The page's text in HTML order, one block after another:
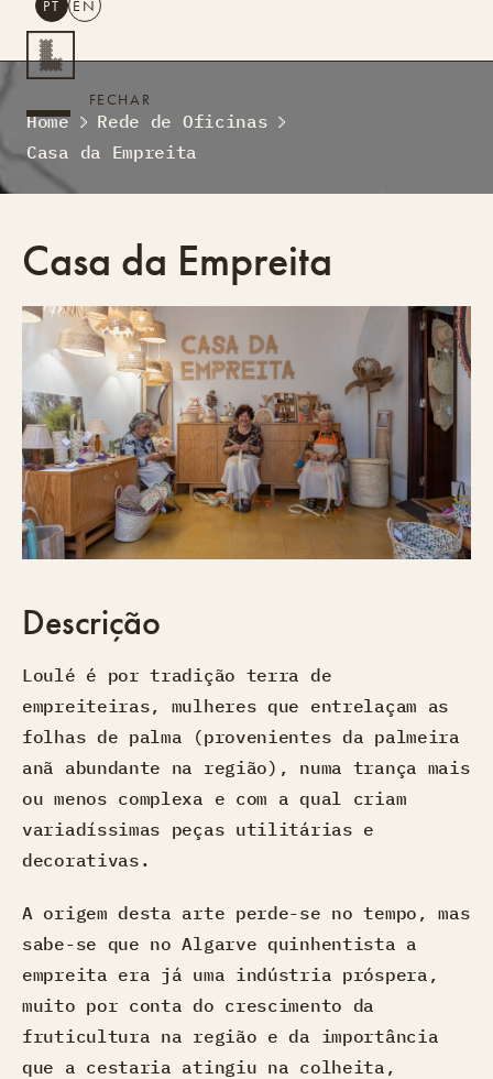
PESQUISAR
PT EN
Turismo Criativo
Rede de Oficinas
Formação
Projetos A AcontecerMontra
Sobre Nós
PT EN
FECHAR
Home
Rede de Oficinas
Casa da Empreita
Casa da Empreita
Descrição
Loulé é por tradição terra de
empreiteiras, mulheres que entrelaçam as
folhas de palma (provenientes da palmeira
anã abundante na região), numa trança mais
ou menos complexa e com a qual criam
variadíssimas peças utilitárias e
decorativas.
A origem desta arte perde-se no tempo, mas
sabe-se que no Algarve quinhentista a
empreita era já uma indústria próspera,
muito por conta do crescimento da
fruticultura na região e da importância
que a cestaria atingiu na colheita,